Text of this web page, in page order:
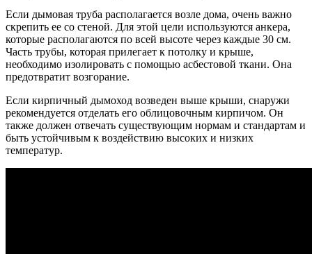
Если дымовая труба располагается возле дома, очень важно
скрепить ее со стеной. Для этой цели используются анкера,
которые располагаются по всей высоте через каждые 30 см.
Часть трубы, которая прилегает к потолку и крыше,
необходимо изолировать с помощью асбестовой ткани. Она
предотвратит возгорание.
Если кирпичный дымоход возведен выше крыши, снаружи
рекомендуется отделать его облицовочным кирпичом. Он
также должен отвечать существующим нормам и стандартам и
быть устойчивым к воздействию высоких и низких
температур.